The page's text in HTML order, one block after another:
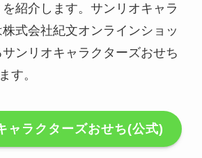
紹介します。サンリオキャラ
式会社紀文オンラインショッ
ンリオキャラクターズおせち
す。
ャラクターズおせち(公式)